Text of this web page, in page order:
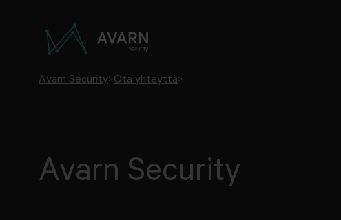
Avarn Security>Ota yhteyttä>
Avarn Security